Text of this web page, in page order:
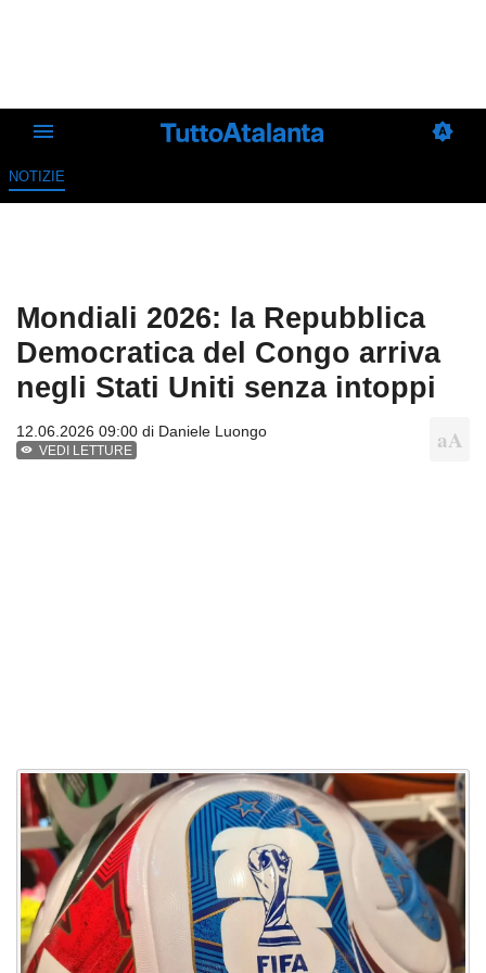
NOTIZIE
Mondiali 2026: la Repubblica
Democratica del Congo arriva
negli Stati Uniti senza intoppi
12.06.2026 09:00 di Daniele Luongo
VEDI LETTURE